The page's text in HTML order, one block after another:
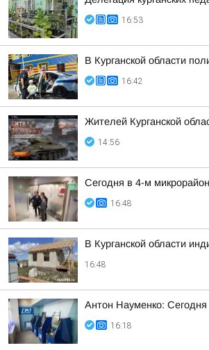
16:53
В Курганской области
16:42
Жителей Курганской
14:56
Сегодня в 4-м
16:48
В Курганской области
16:48
Антон Науменко:
16:18